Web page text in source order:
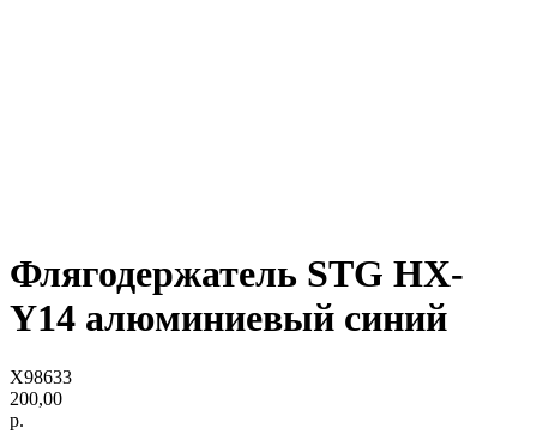
Флягодержатель STG HX-
Y14 алюминиевый синий
Х98633
200,00
р.